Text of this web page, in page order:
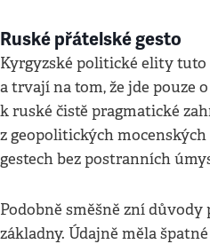
Ruské přátelské gesto
Kyrgyzské politické elity
a trvají na tom, že jde pouze
k ruské čistě pragmatické
z geopolitických
gestech bez postranních
Podobně směšně zní důvody
základny. Údajně měla